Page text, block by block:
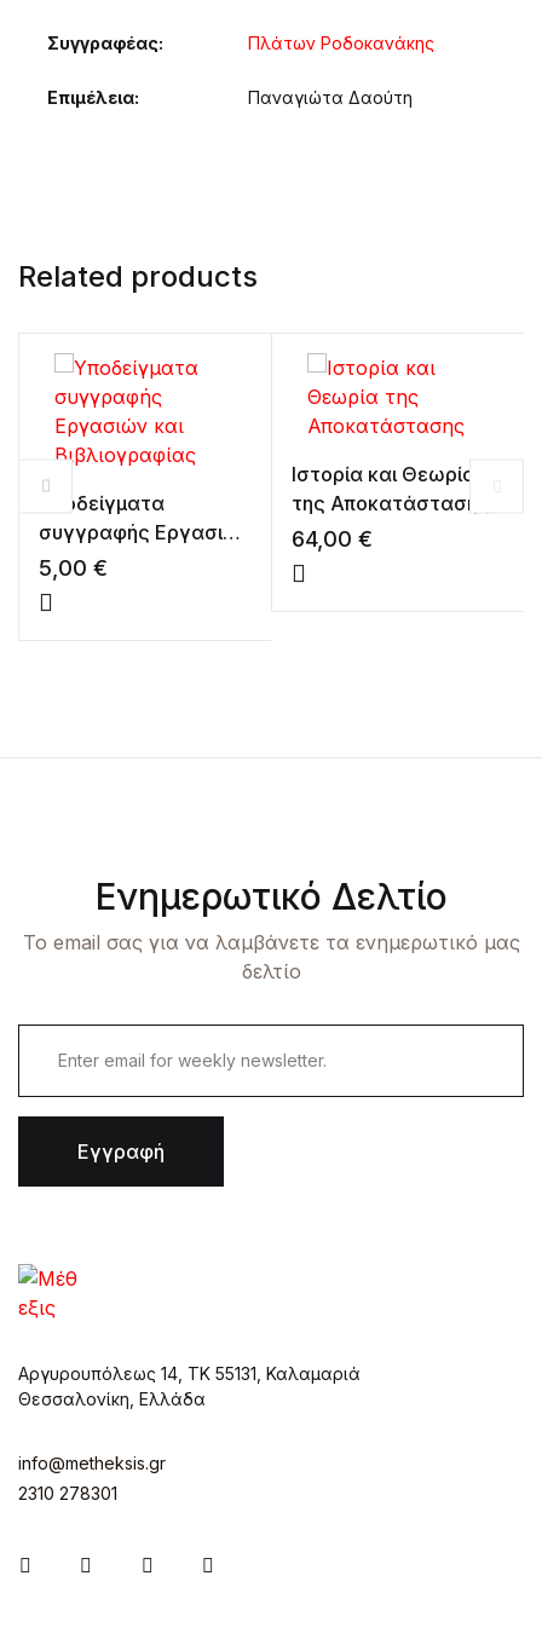
Συγγραφέας Πλάτων Ροδοκανάκης
Επιμέλεια Παναγιώτα Δαούτη
Related products
Υποδείγματα
συγγραφής Εργασιών
και Βιβλιογραφίας
5,00 €
Ιστορία και Θεωρία
της Αποκατάστασης
64,00 €
Ενημερωτικό Δελτίο
Το email σας για να λαμβάνετε τα ενημερωτικό μας
δελτίο
Εγγραφή
Αργυρουπόλεως 14, ΤΚ 55131, Καλαμαριά
Θεσσαλονίκη, Ελλάδα
info@metheksis.gr
2310 278301
InstagramFacebookTwitter